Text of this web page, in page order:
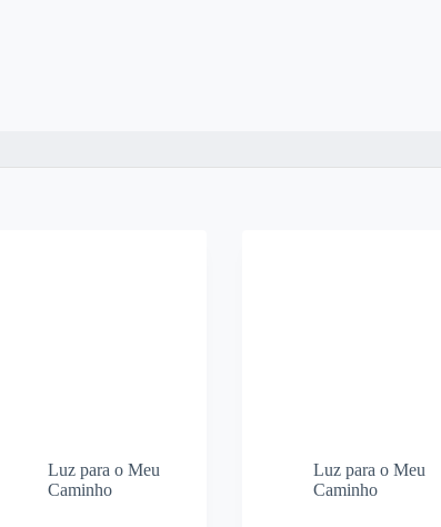
Luz para o Meu
Caminho
Luz para o Meu
Caminho